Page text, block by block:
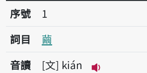
序號1繭
序號
1
詞目
繭
音讀
文 kián